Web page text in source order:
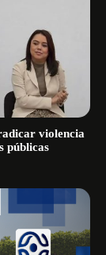
violencia
públicas